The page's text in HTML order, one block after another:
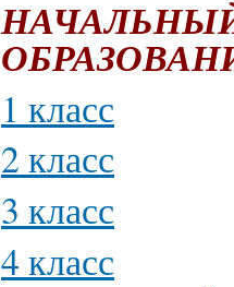
1 класс
2 класс
3 класс
4 класс